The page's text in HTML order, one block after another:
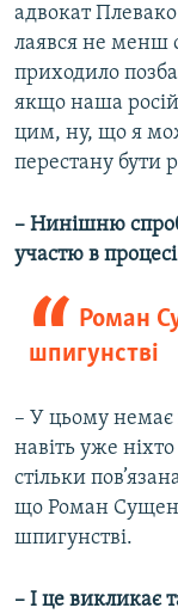
адвокат
лаявся не менш
приходило
якщо наша
цим, ну, що я
перестану бути
– Нинішню
участю в
Роман
шпигунстві
– У цьому немає
навіть уже
стільки
що Роман
шпигунстві.
– І це викликає